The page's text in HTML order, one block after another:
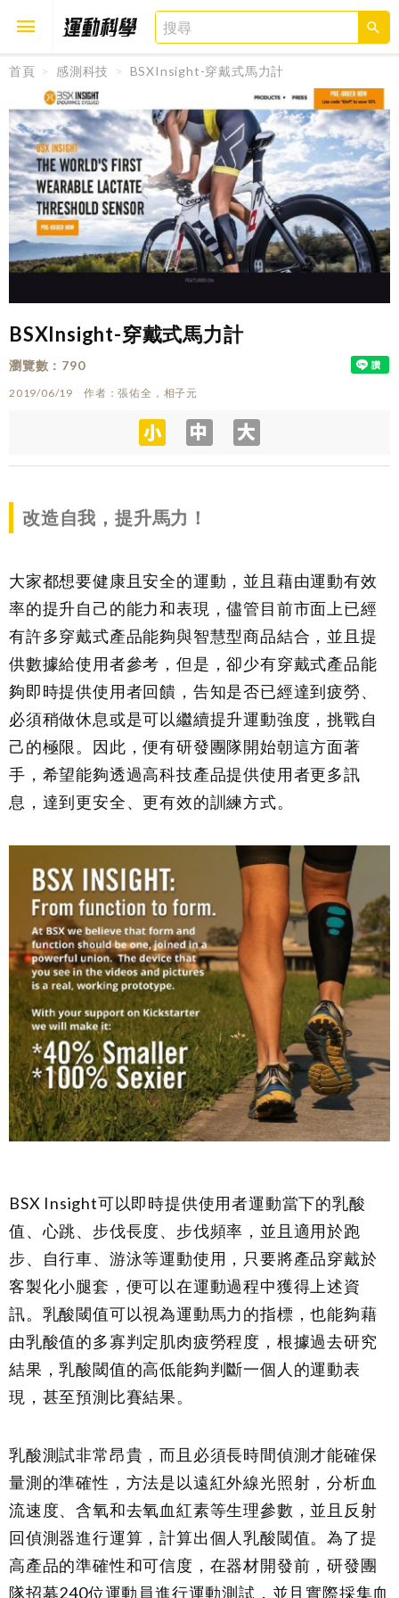
首頁 感測科技 BSXInsight-穿戴式馬力計
BSXInsight-穿戴式馬力計
瀏覽數 790
2019/06/19 作者 張佑全，相子元
改造自我，提升馬力！
大家都想要健康且安全的運動，並且藉由運動有效
率的提升自己的能力和表現，儘管目前市面上已經
有許多穿戴式產品能夠與智慧型商品結合，並且提
供數據給使用者參考，但是，卻少有穿戴式產品能
夠即時提供使用者回饋，告知是否已經達到疲勞、
必須稍做休息或是可以繼續提升運動強度，挑戰自
己的極限。因此，便有研發團隊開始朝這方面著
手，希望能夠透過高科技產品提供使用者更多訊
息，達到更安全、更有效的訓練方式。
BSX Insight可以即時提供使用者運動當下的乳酸
值、心跳、步伐長度、步伐頻率，並且適用於跑
步、自行車、游泳等運動使用，只要將產品穿戴於
客製化小腿套，便可以在運動過程中獲得上述資
訊。乳酸閾值可以視為運動馬力的指標，也能夠藉
由乳酸值的多寡判定肌肉疲勞程度，根據過去研究
結果，乳酸閾值的高低能夠判斷一個人的運動表
現，甚至預測比賽結果。
乳酸測試非常昂貴，而且必須長時間偵測才能確保
量測的準確性，方法是以遠紅外線光照射，分析血
流速度、含氧和去氧血紅素等生理參數，並且反射
回偵測器進行運算，計算出個人乳酸閾值。為了提
高產品的準確性和可信度，在器材開發前，研發團
隊招募240位運動員進行運動測試，並且實際採集血
取消 確定